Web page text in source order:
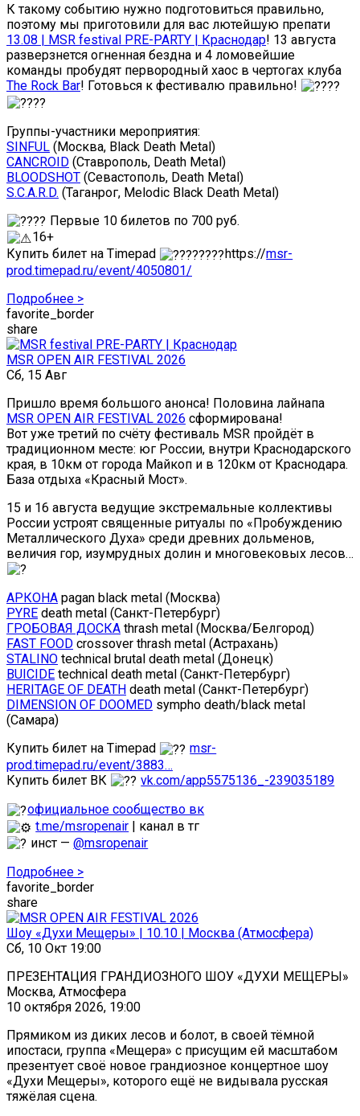
К такому событию нужно подготовиться правильно,
поэтому мы приготовили для вас лютейшую препати
13.08 | MSR festival PRE-PARTY | Краснодар! 13 августа
разверзнется огненная бездна и 4 ломовейшие
команды пробудят первородный хаос в чертогах клуба
The Rock Bar! Готовься к фестивалю правильно!
Группы-участники мероприятия:
SINFUL (Москва, Black Death Metal)
CANCROID (Ставрополь, Death Metal)
BLOODSHOT (Севастополь, Death Metal)
S.C.A.R.D. (Таганрог, Melodic Black Death Metal)
Первые 10 билетов по 700 руб.
16+
Купить билет на Timepad
https://msr-
prod.timepad.ru/event/4050801/
Подробнее >
favorite_border
share
MSR OPEN AIR FESTIVAL 2026
Сб, 15 Авг
Пришло время большого анонса! Половина лайнапа
MSR OPEN AIR FESTIVAL 2026 сформирована!
Вот уже третий по счёту фестиваль MSR пройдёт в
традиционном месте: юг России, внутри Краснодарского
края, в 10км от города Майкоп и в 120км от Краснодара.
База отдыха «Красный Мост».
15 и 16 августа ведущие экстремальные коллективы
России устроят священные ритуалы по «Пробуждению
Металлического Духа» среди древних дольменов,
величия гор, изумрудных долин и многовековых лесов…
АРКОНА pagan black metal (Москва)
PYRE death metal (Санкт-Петербург)
ГРОБОВАЯ ДОСКА thrash metal (Москва/Белгород)
FAST FOOD crossover thrash metal (Астрахань)
STALINO technical brutal death metal (Донецк)
BUICIDE technical death metal (Санкт-Петербург)
HERITAGE OF DEATH death metal (Санкт-Петербург)
DIMENSION OF DOOMED sympho death/black metal
(Самара)
Купить билет на Timepad
msr-
prod.timepad.ru/event/3883…
Купить билет ВК
vk.com/app5575136_-239035189
официальное сообщество вк
t.me/msropenair | канал в тг
инст —@msropenair
Подробнее >
favorite_border
share
Шоу «Духи Мещеры» | 10.10 | Москва (Атмосфера)
Сб, 10 Окт 19:00
ПРЕЗЕНТАЦИЯ ГРАНДИОЗНОГО ШОУ «ДУХИ МЕЩЕРЫ»
Москва, Атмосфера
10 октября 2026, 19:00
Прямиком из диких лесов и болот, в своей тёмной
ипостаси, группа «Мещера» с присущим ей масштабом
презентует своё новое грандиозное концертное шоу
«Духи Мещеры», которого ещё не видывала русская
тяжёлая сцена.